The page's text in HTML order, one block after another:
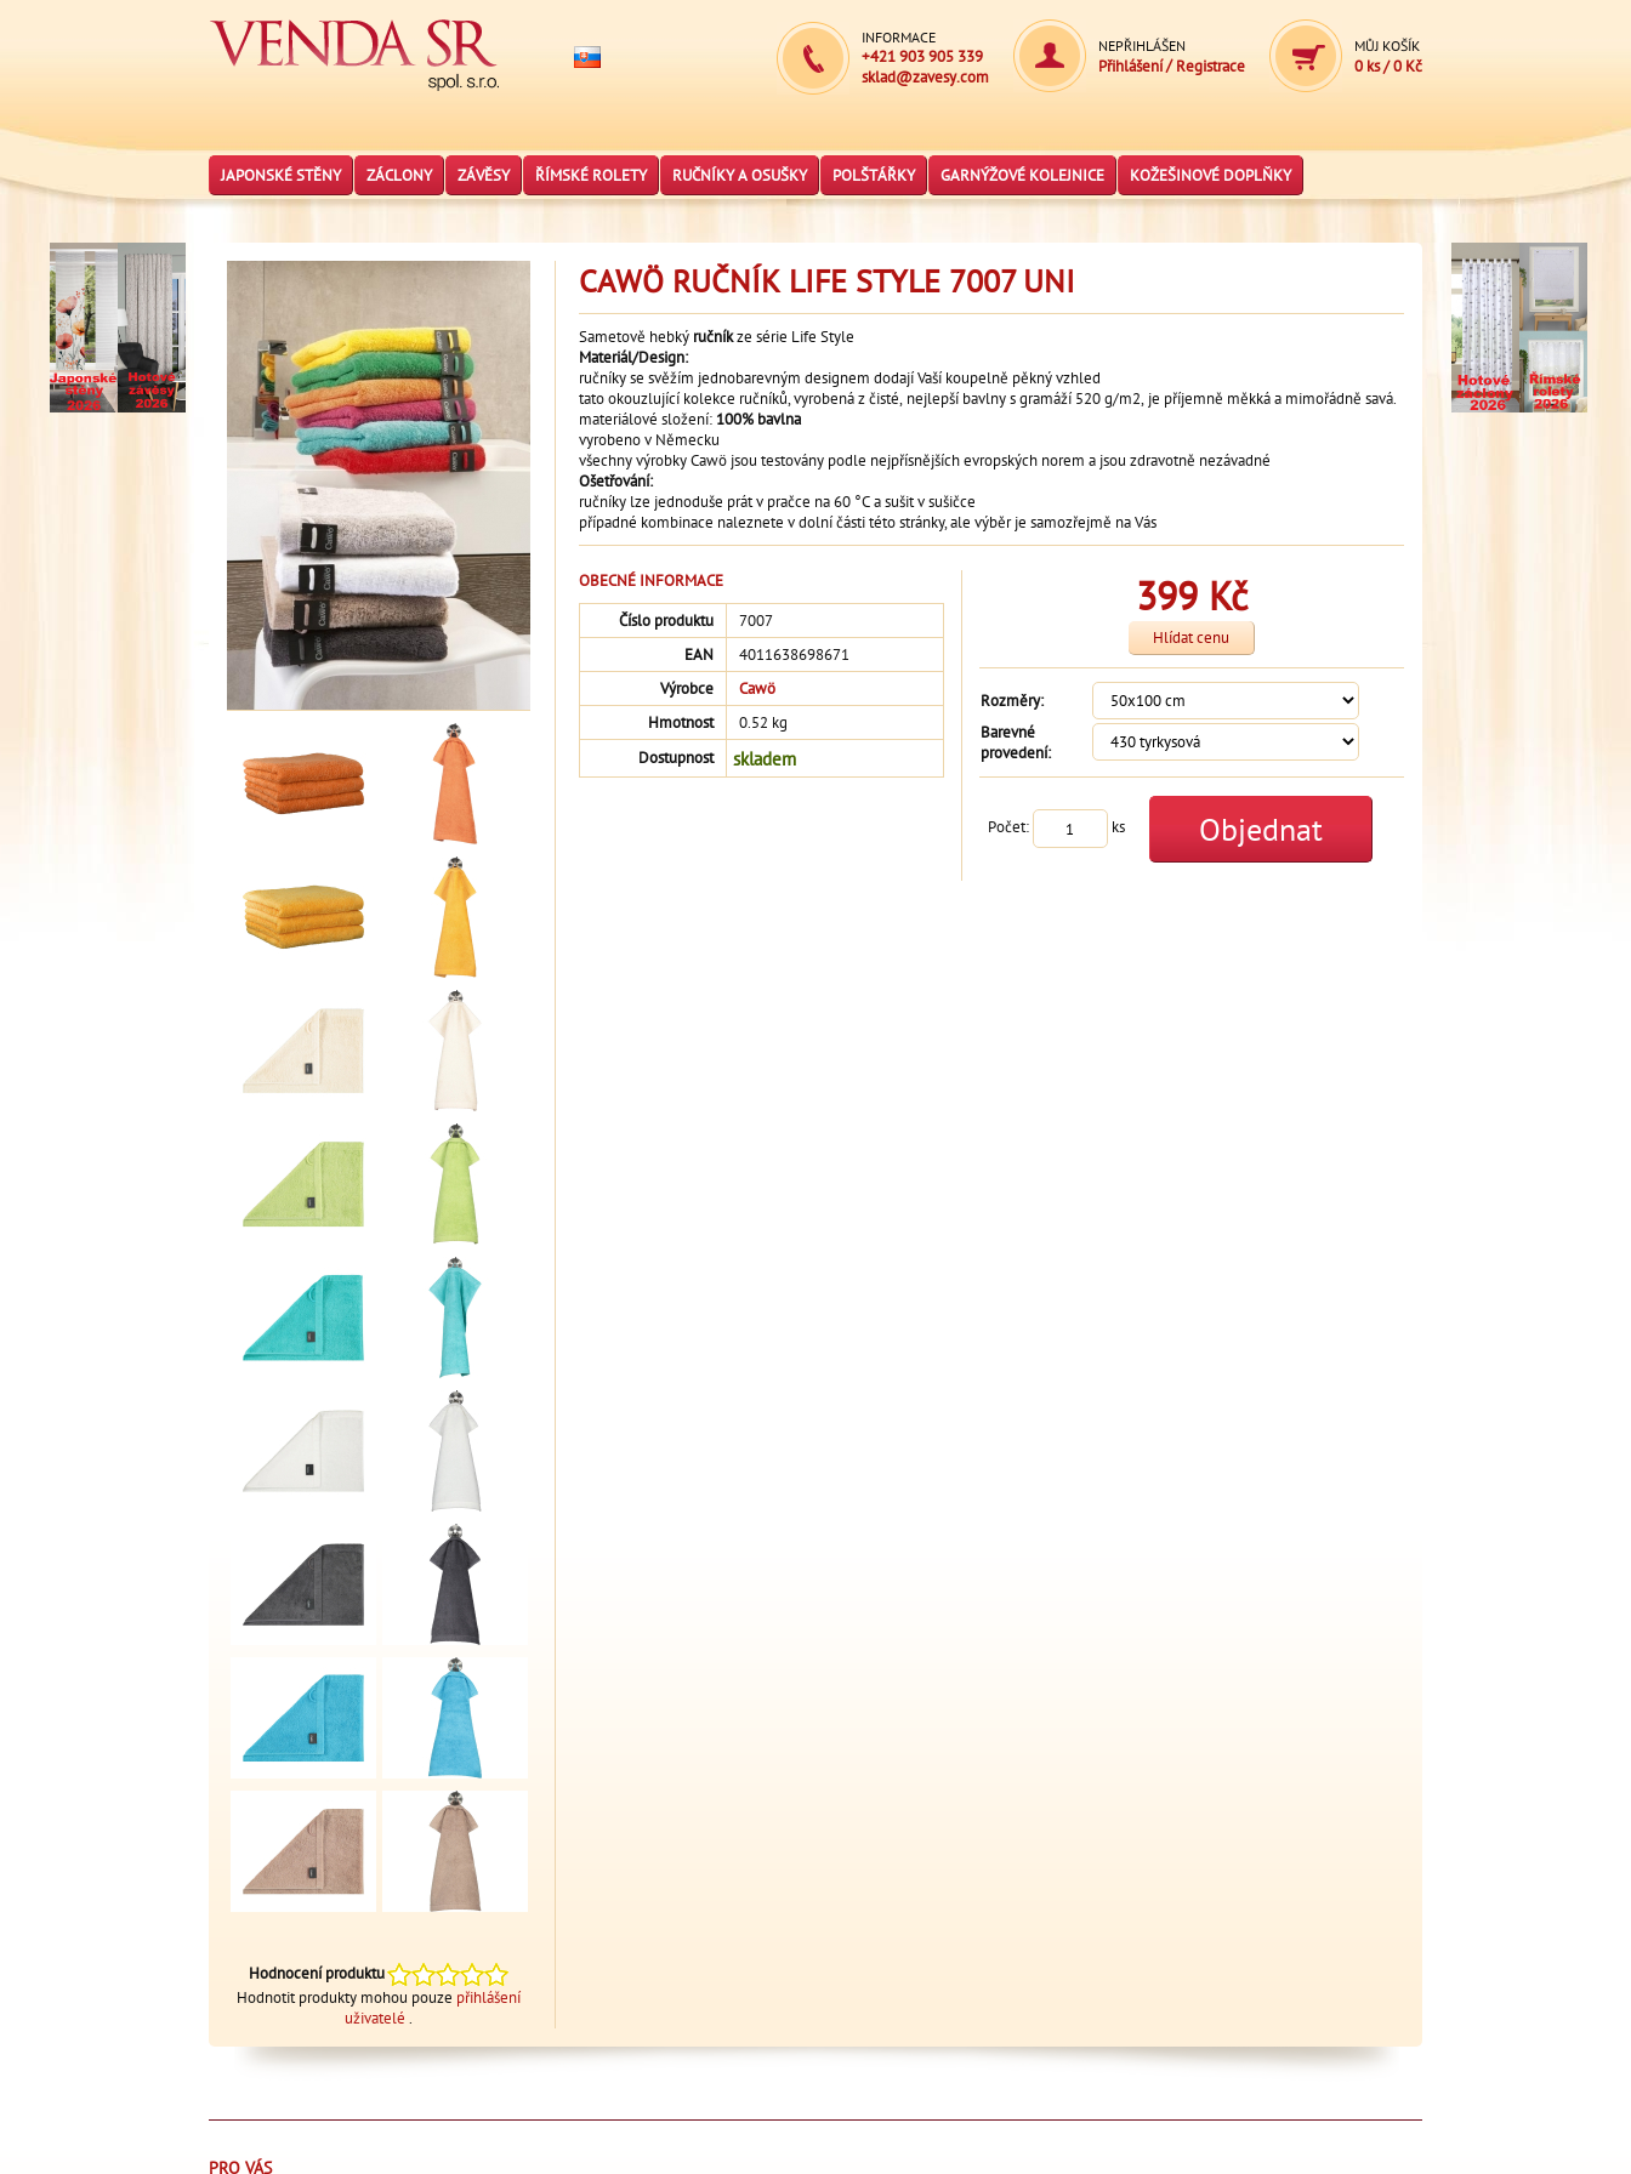
INFORMACE
+421 903 905 339
sklad@zavesy.com
NEPŘIHLÁŠEN
Přihlášení/Registrace
MŮJ KOŠÍK
0 ks/0 Kč
JAPONSKÉ STĚNY ZÁCLONY ZÁVĚSY ŘÍMSKÉ ROLETY RUČNÍKY A OSUŠKY POLŠTÁŘKY GARNÝŽOVÉ KOLEJNICE KOŽEŠINOVÉ DOPLŇKY
Hodnocení produktu
Hodnotit produkty mohou pouze přihlášení
uživatelé .
CAWÖ RUČNÍK LIFE STYLE 7007 UNI
Sametově hebký ručníkze série Life Style
Materiál/Design:
ručníky se svěžím jednobarevným designem dodají Vaší koupelně pěkný vzhled
tato okouzlující kolekce ručníků, vyrobená z čisté, nejlepší bavlny s gramáží 520 g/m2, je příjemně měkká a mimořádně savá.
materiálové složení: 100% bavlna
vyrobeno v Německu
všechny výrobky Cawö jsou testovány podle nejpřísnějších evropských norem a jsou zdravotně nezávadné
Ošetřování:
ručníky lze jednoduše prát v pračce na 60 °C a sušit v sušičce
případné kombinace naleznete v dolní části této stránky, ale výběr je samozřejmě na Vás
OBECNÉ INFORMACE
Číslo produktu
7007
EAN
4011638698671
Výrobce
Cawö
Hmotnost
0.52 kg
Dostupnost
skladem
399 Kč
Hlídat cenu
Rozměry:
Barevné
provedení:
Počet: ks Objednat
PRO VÁS